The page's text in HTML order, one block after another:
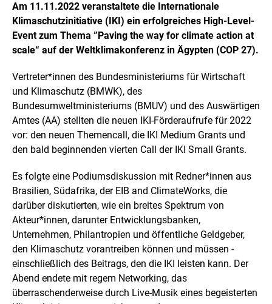
t
B
i
l
d
n
e
i
n
e
r
v
r
g
r
ö
ß
e
r
t
e
n
D
a
n
f
f
Am 11.11.2022 veranstaltete die Internationale
Klimaschutzinitiative (IKI) ein erfolgreiches High-Level-
Event zum Thema ”Paving the way for climate action at
scale“ auf der Weltklimakonferenz in Ägypten (COP 27).
Vertreter*innen des Bundesministeriums für Wirtschaft
und Klimaschutz (BMWK), des
Bundesumweltministeriums (BMUV) und des Auswärtigen
Amtes (AA) stellten die neuen IKI-Förderaufrufe für 2022
vor: den neuen Themencall, die IKI Medium Grants und
den bald beginnenden vierten Call der IKI Small Grants.
Es folgte eine Podiumsdiskussion mit Redner*innen aus
Brasilien, Südafrika, der EIB and ClimateWorks, die
darüber diskutierten, wie ein breites Spektrum von
Akteur*innen, darunter Entwicklungsbanken,
Unternehmen, Philantropien und öffentliche Geldgeber,
den Klimaschutz vorantreiben können und müssen -
einschließlich des Beitrags, den die IKI leisten kann. Der
Abend endete mit regem Networking, das
überraschenderweise durch Live-Musik eines begeisterten